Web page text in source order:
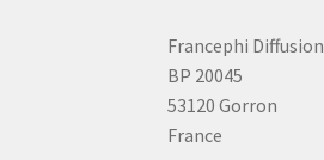
Francephi Diffusion
BP 20045
53120 Gorron
France